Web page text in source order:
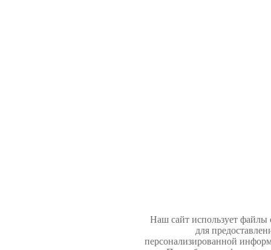
Наш сайт использует файлы
для
персонализированной